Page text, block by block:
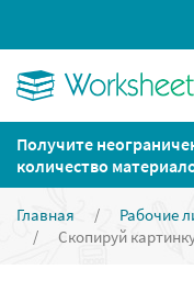
Получите
количество
Главная / Рабочие
/
Скопируй